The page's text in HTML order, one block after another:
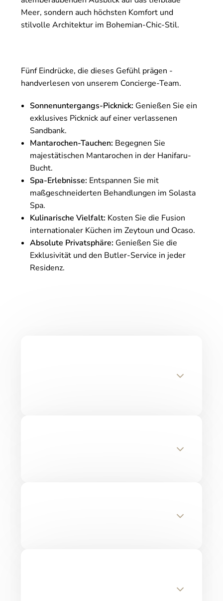
Meer, sondern auch höchsten Komfort und
stilvolle Architektur im Bohemian-Chic-Stil.
Fünf Eindrücke, die dieses Gefühl prägen -
handverlesen von unserem Concierge-Team.
Sonnenuntergangs-Picknick: Genießen Sie ein
exklusives Picknick auf einer verlassenen
Sandbank.
Mantarochen-Tauchen: Begegnen Sie
majestätischen Mantarochen in der Hanifaru-
Bucht.
Spa-Erlebnisse: Entspannen Sie mit
maßgeschneiderten Behandlungen im Solasta
Spa.
Kulinarische Vielfalt: Kosten Sie die Fusion
internationaler Küchen im Zeytoun und Ocaso.
Absolute Privatsphäre: Genießen Sie die
Exklusivität und den Butler-Service in jeder
Residenz.